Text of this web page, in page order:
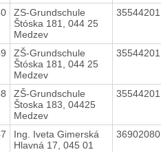
ZS-Grundschule
Štóska 181, 044 25
Medzev
35544201
ZŠ-Grundschule
Štóska 181, 044 25
Medzev
35544201
ZŠ-Grundschule
Štoska 183, 04425
Medzev
35544201
Ing. Iveta Gimerská
Hlavná 17, 045 01
36902080